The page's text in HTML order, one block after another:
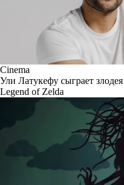
Cinema
Ули Латукефу сыграет
Legend of Zelda